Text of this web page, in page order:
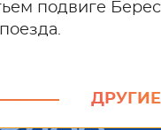
подвиге